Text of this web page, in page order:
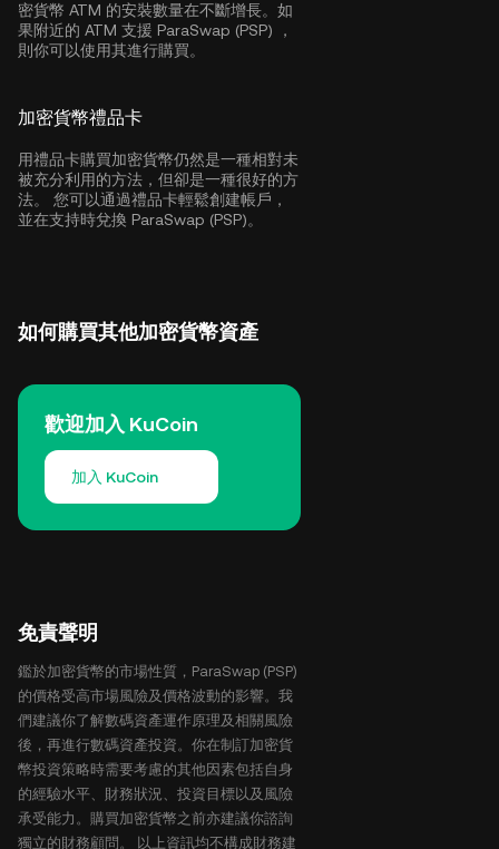
密貨幣 ATM 的安裝數量在不斷增長。如
果附近的 ATM 支援 ParaSwap (PSP) ，
則你可以使用其進行購買。
加密貨幣禮品卡
用禮品卡購買加密貨幣仍然是一種相對未
被充分利用的方法，但卻是一種很好的方
法。 您可以通過禮品卡輕鬆創建帳戶，
並在支持時兌換 ParaSwap (PSP)。
如何購買其他加密貨幣資產
歡迎加入 KuCoin
加入 KuCoin
免責聲明
鑑於加密貨幣的市場性質，ParaSwap (PSP)
的價格受高市場風險及價格波動的影響。我
們建議你了解數碼資產運作原理及相關風險
後，再進行數碼資產投資。你在制訂加密貨
幣投資策略時需要考慮的其他因素包括自身
的經驗水平、財務狀況、投資目標以及風險
承受能力。購買加密貨幣之前亦建議你諮詢
獨立的財務顧問。 以上資訊均不構成財務建